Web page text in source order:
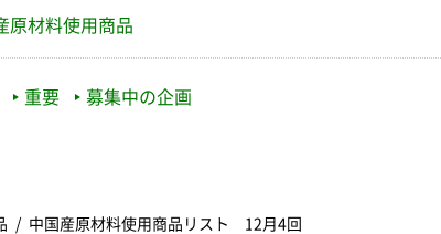
原材料使用商品
重要 募集中の企画
中国産原材料使用商品リスト 12月4回